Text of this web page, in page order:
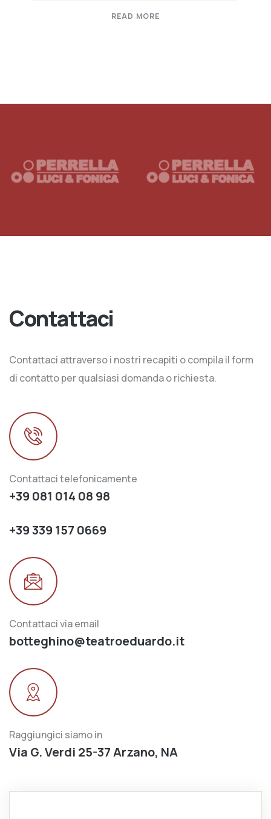
READ MORE
Contattaci
Contattaci attraverso i nostri recapiti o compila il form
di contatto per qualsiasi domanda o richiesta.
Contattaci telefonicamente
+39 081 014 08 98
+39 339 157 0669
Contattaci via email
botteghino@teatroeduardo.it
Raggiungici siamo in
Via G. Verdi 25-37 Arzano, NA